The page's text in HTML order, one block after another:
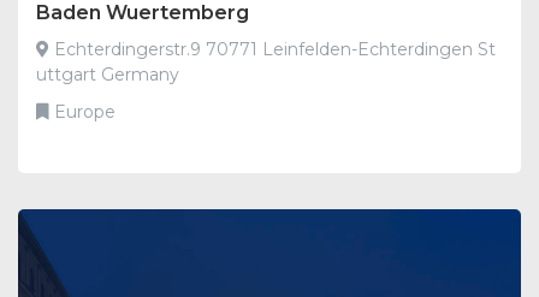
Baden Wuertemberg
Echterdingerstr.9 70771 Leinfelden-Echterdingen St
uttgart Germany
Europe